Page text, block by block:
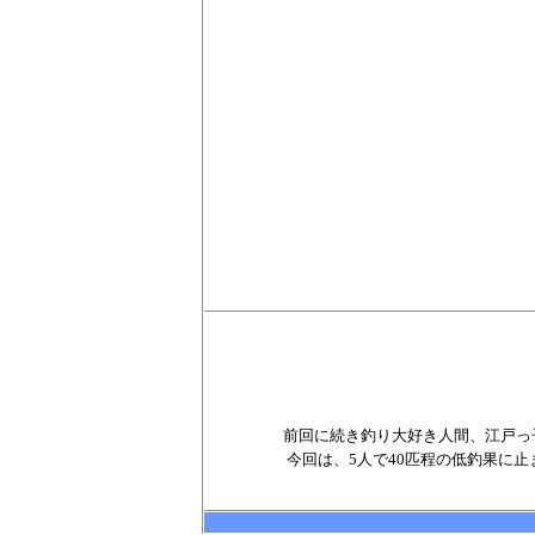
前回に続き釣り大好き人間、江戸
今回は、 5 人で40匹程の低釣果に止